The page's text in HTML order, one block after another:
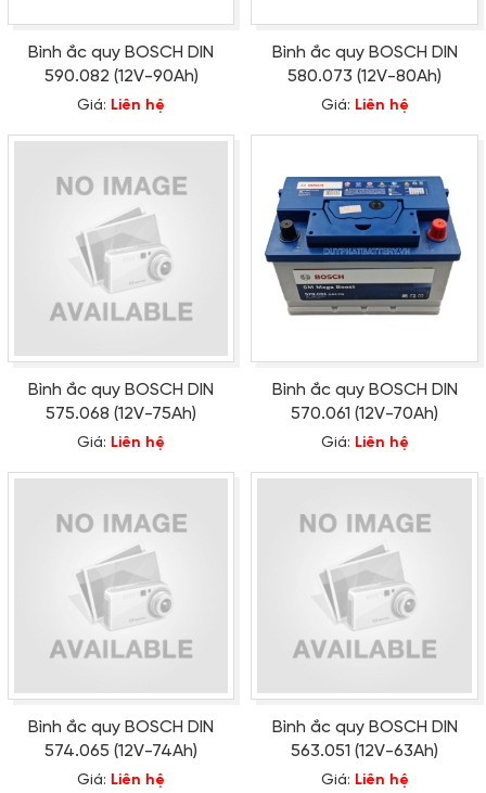
Bình ắc quy BOSCH DIN
590.082 (12V-90Ah)
Giá: Liên hệ
Bình ắc quy BOSCH DIN
580.073 (12V-80Ah)
Giá: Liên hệ
Bình ắc quy BOSCH DIN
575.068 (12V-75Ah)
Giá: Liên hệ
Bình ắc quy BOSCH DIN
570.061 (12V-70Ah)
Giá: Liên hệ
Bình ắc quy BOSCH DIN
574.065 (12V-74Ah)
Giá: Liên hệ
Bình ắc quy BOSCH DIN
563.051 (12V-63Ah)
Giá: Liên hệ